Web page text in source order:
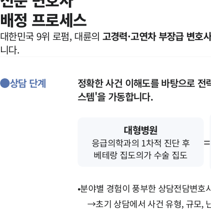
배정 프로세스
대한민국 9위 로펌, 대륜의 고경력·고연차 부장급 변호
니다.
상담 단계
정확한 사건 이해도를 바탕으로
스템'을 가동합니다.
대형병원
응급의학과의 1차적 진단 후
베테랑 집도의가 수술 집도
=
•분야별 경험이 풍부한 상담전담변호
→초기 상담에서 사건 유형, 규모,